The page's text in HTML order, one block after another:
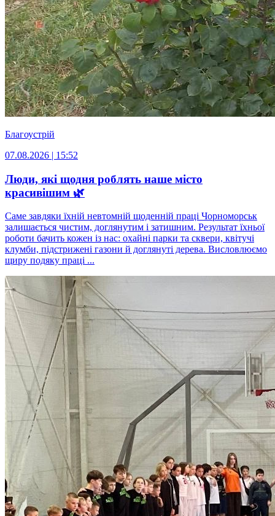
Благоустрій
07.08.2026 | 15:52
Люди, які щодня роблять наше місто
красивішим 🌿
Саме завдяки їхній невтомній щоденній праці Чорноморськ
залишається чистим, доглянутим і затишним. Результат їхньої
роботи бачить кожен із нас: охайні парки та сквери, квітучі
клумби, підстрижені газони й доглянуті дерева. Висловлюємо
щиру подяку праці ...